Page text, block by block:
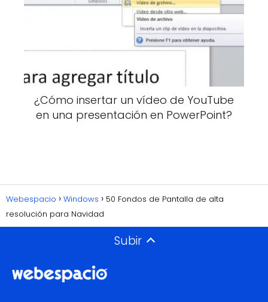
¿Cómo insertar un vídeo de YouTube
en una presentación en PowerPoint?
Webespacio Windows
50 Fondos de Pantalla de alta
resolución para Navidad
Subir